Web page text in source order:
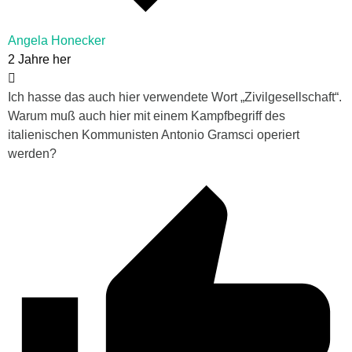
Angela Honecker
2 Jahre her
Ich hasse das auch hier verwendete Wort „Zivilgesellschaft“.
Warum muß auch hier mit einem Kampfbegriff des
italienischen Kommunisten Antonio Gramsci operiert
werden?